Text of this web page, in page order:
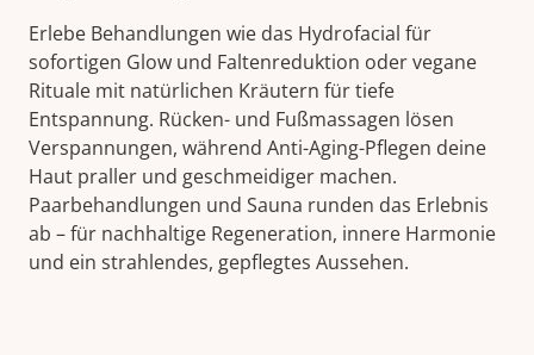
Erlebe Behandlungen wie das Hydrofacial für
sofortigen Glow und Faltenreduktion oder vegane
Rituale mit natürlichen Kräutern für tiefe
Entspannung. Rücken- und Fußmassagen lösen
Verspannungen, während Anti-Aging-Pflegen deine
Haut praller und geschmeidiger machen.
Paarbehandlungen und Sauna runden das Erlebnis
ab – für nachhaltige Regeneration, innere Harmonie
und ein strahlendes, gepflegtes Aussehen.